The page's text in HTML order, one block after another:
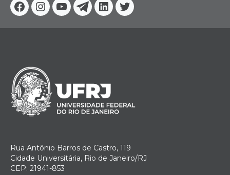
Facebook
Instagram
YoutubeTelegram
Linkedin
Twitter
Rua Antônio Barros de Castro, 119
Cidade Universitária, Rio de Janeiro/RJ
CEP: 21941-853